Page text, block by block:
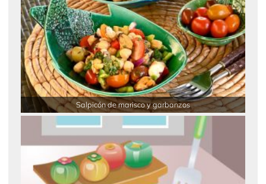
Salpicón de marisco y garbanzos